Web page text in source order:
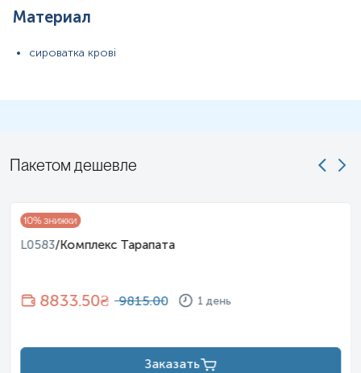
Материал
сироватка крові
Пакетом дешевле
10% знижки
L0583/Комплекс Тарапата
8833.50₴ 9815.00 1 день
Заказать